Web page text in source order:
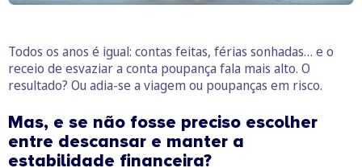
Todos os anos é igual: contas feitas, férias sonhadas… e o
receio de esvaziar a conta poupança fala mais alto. O
resultado? Ou adia-se a viagem ou poupanças em risco.
Mas, e se não fosse preciso escolher
entre descansar e manter a
estabilidade financeira?